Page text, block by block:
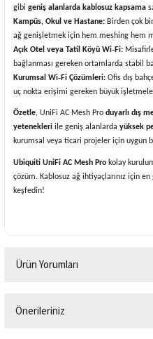
gibi geniş alanlarda kablosuz kapsama
Kampüs, Okul ve Hastane: Birden çok
ağ genişletmek için hem meshing hem
Açık Otel veya Tatil Köyü Wi‑Fi:
bağlanması gereken ortamlarda stabil
Kurumsal Wi‑Fi Çözümleri: Ofis dış
uç nokta erişimi gereken büyük
Özetle, UniFi AC Mesh Pro duyarlı dış
yetenekleri ile geniş alanlarda yüksek
kurumsal veya ticari projeler için uygun
Ubiquiti UniFi AC Mesh Pro kolay
çözüm. Kablosuz ağ ihtiyaçlarınız için
keşfedin!
Ürün Yorumları
Önerileriniz